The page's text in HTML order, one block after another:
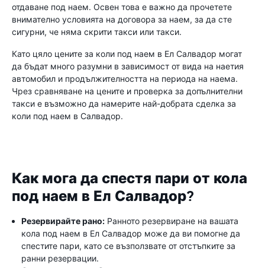
отдаване под наем. Освен това е важно да прочетете
внимателно условията на договора за наем, за да сте
сигурни, че няма скрити такси или такси.
Като цяло цените за коли под наем в Ел Салвадор могат
да бъдат много разумни в зависимост от вида на наетия
автомобил и продължителността на периода на наема.
Чрез сравняване на цените и проверка за допълнителни
такси е възможно да намерите най-добрата сделка за
коли под наем в Салвадор.
Как мога да спестя пари от кола
под наем в Ел Салвадор?
Резервирайте рано: Ранното резервиране на вашата
кола под наем в Ел Салвадор може да ви помогне да
спестите пари, като се възползвате от отстъпките за
ранни резервации.